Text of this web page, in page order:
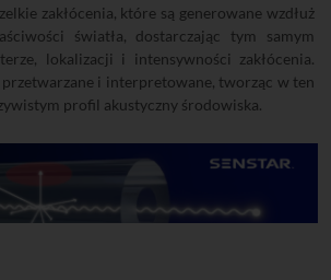
zakłócenia, które są generowane wzdłuż
światła, dostarczając tym samym
lokalizacji i intensywności zakłócenia.
przetwarzane i interpretowane, tworząc w ten
profil akustyczny środowiska.